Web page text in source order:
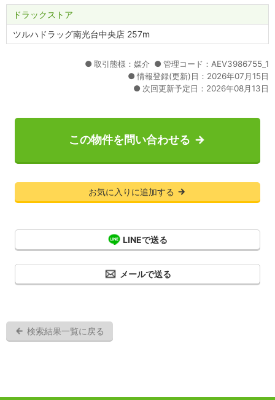
ドラックストア
ツルハドラッグ南光台中央店 257m
取引態様：媒介
管理コード：AEV3986755_1
情報登録(更新)日：2026年07月15日
次回更新予定日：2026年08月13日
この物件を問い合わせる
お気に入りに追加する
LINEで送る
メールで送る
検索結果一覧に戻る